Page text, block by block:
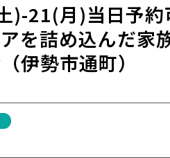
)-21(月)当日予
を詰め込んだ家
伊勢市通町）